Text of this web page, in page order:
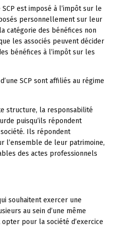
est imposé à l’impôt sur le
personnellement sur leur
catégorie des bénéfices non
les associés peuvent décider
bénéfices à l’impôt sur les
SCP sont affiliés au régime
structure, la responsabilité
puisqu’ils répondent
Ils répondent
l’ensemble de leur patrimoine,
des actes professionnels
souhaitent exercer une
au sein d’une même
pour la société d’exercice